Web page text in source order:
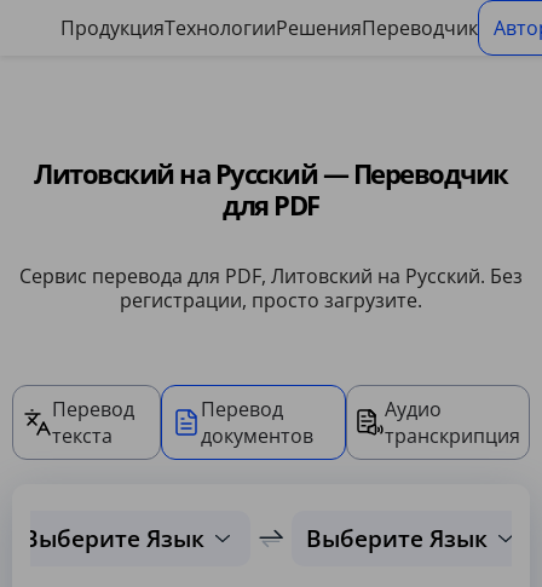
ПродукцияТехнологииРешенияПереводчик
Литовский на Русский — Переводчик
для PDF
Сервис перевода для PDF, Литовский на Русский. Без
регистрации, просто загрузите.
Перевод
текста
Перевод
документов
Аудио
транскрипция
Выберите Язык Выберите Язык